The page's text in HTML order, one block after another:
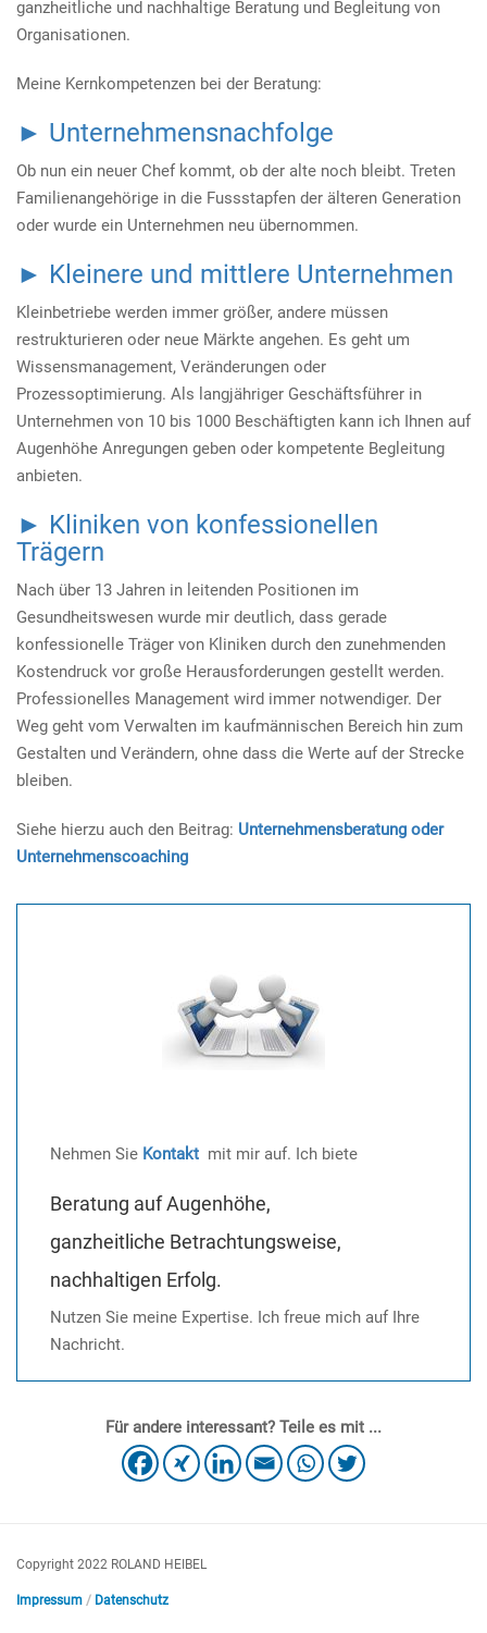
ganzheitliche und nachhaltige Beratung und Begleitung von
Organisationen.
Meine Kernkompetenzen bei der Beratung:
► Unternehmensnachfolge
Ob nun ein neuer Chef kommt, ob der alte noch bleibt. Treten
Familienangehörige in die Fussstapfen der älteren Generation
oder wurde ein Unternehmen neu übernommen.
► Kleinere und mittlere Unternehmen
Kleinbetriebe werden immer größer, andere müssen
restrukturieren oder neue Märkte angehen. Es geht um
Wissensmanagement, Veränderungen oder
Prozessoptimierung. Als langjähriger Geschäftsführer in
Unternehmen von 10 bis 1000 Beschäftigten kann ich Ihnen auf
Augenhöhe Anregungen geben oder kompetente Begleitung
anbieten.
► Kliniken von konfessionellen
Trägern
Nach über 13 Jahren in leitenden Positionen im
Gesundheitswesen wurde mir deutlich, dass gerade
konfessionelle Träger von Kliniken durch den zunehmenden
Kostendruck vor große Herausforderungen gestellt werden.
Professionelles Management wird immer notwendiger. Der
Weg geht vom Verwalten im kaufmännischen Bereich hin zum
Gestalten und Verändern, ohne dass die Werte auf der Strecke
bleiben.
Siehe hierzu auch den Beitrag: Unternehmensberatung oder
Unternehmenscoaching
Nehmen Sie Kontakt mit mir auf. Ich biete
Beratung auf Augenhöhe,
ganzheitliche Betrachtungsweise,
nachhaltigen Erfolg.
Nutzen Sie meine Expertise. Ich freue mich auf Ihre
Nachricht.
Für andere interessant? Teile es mit ...
Copyright 2022 ROLAND HEIBEL
Impressum / Datenschutz